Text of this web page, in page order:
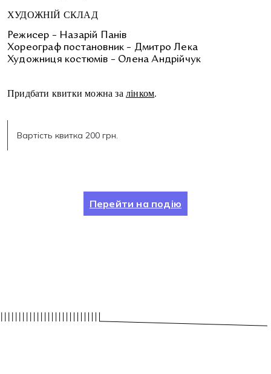
ХУДОЖНІЙ СКЛАД
Режисер – Назарій Панів
Хореограф постановник – Дмитро Лека
Художниця костюмів – Олена Андрійчук
Придбати квитки можна за лінком.
Вартість квитка 200 грн.
Перейти на подію